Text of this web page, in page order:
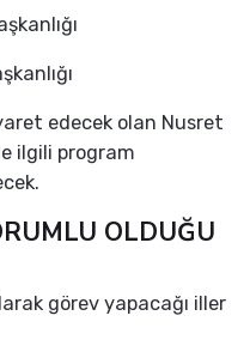
edecek olan Nusret
ilgili program
OLDUĞU
görev yapacağı iller